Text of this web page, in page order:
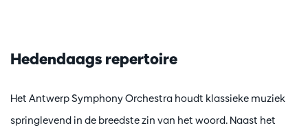
Hedendaags repertoire
Het Antwerp Symphony Orchestra houdt klassieke muziek
springlevend in de breedste zin van het woord. Naast het